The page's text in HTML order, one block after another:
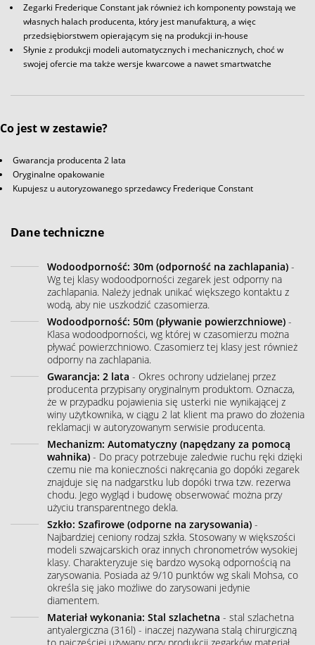
Zegarki Frederique Constant jak również ich komponenty powstają we
własnych halach producenta, który jest manufakturą, a więc
przedsiębiorstwem opierającym się na produkcji in-house
Słynie z produkcji modeli automatycznych i mechanicznych, choć w
swojej ofercie ma także wersje kwarcowe a nawet smartwatche
Co jest w zestawie?
Gwarancja producenta 2 lata
Oryginalne opakowanie
Kupujesz u autoryzowanego sprzedawcy Frederique Constant
Dane techniczne
Wodoodporność: 30m (odporność na zachlapania) -
Wg tej klasy wodoodporności zegarek jest odporny na
zachlapania. Należy jednak unikać większego kontaktu z
wodą, aby nie uszkodzić czasomierza.
Wodoodporność: 50m (pływanie powierzchniowe) -
Klasa wodoodporności, wg której w czasomierzu można
pływać powierzchniowo. Czasomierz tej klasy jest również
odporny na zachlapania.
Gwarancja: 2 lata - Okres ochrony udzielanej przez
producenta przypisany oryginalnym produktom. Oznacza,
że w przypadku pojawienia się usterki nie wynikającej z
winy użytkownika, w ciągu 2 lat klient ma prawo do złożenia
reklamacji w autoryzowanym serwisie producenta.
Mechanizm: Automatyczny (napędzany za pomocą
wahnika) - Do pracy potrzebuje zaledwie ruchu ręki dzięki
czemu nie ma konieczności nakręcania go dopóki zegarek
znajduje się na nadgarstku lub dopóki trwa tzw. rezerwa
chodu. Jego wygląd i budowę obserwować można przy
użyciu transparentnego dekla.
Szkło: Szafirowe (odporne na zarysowania) -
Najbardziej ceniony rodzaj szkła. Stosowany w większości
modeli szwajcarskich oraz innych chronometrów wysokiej
klasy. Charakteryzuje się bardzo wysoką odpornością na
zarysowania. Posiada aż 9/10 punktów wg skali Mohsa, co
określa się jako możliwe do zarysowani jedynie
diamentem.
Materiał wykonania: Stal szlachetna - stal szlachetna
antyalergiczna (316l) - inaczej nazywana stalą chirurgiczną